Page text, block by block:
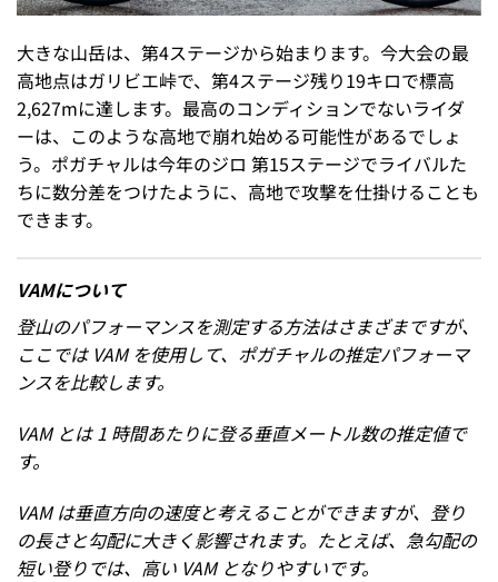
大きな山岳は、第4ステージから始まります。今大会の最
高地点はガリビエ峠で、第4ステージ残り19キロで標高
2,627mに達します。最高のコンディションでないライダ
ーは、このような高地で崩れ始める可能性があるでしょ
う。ポガチャルは今年のジロ 第15ステージでライバルた
ちに数分差をつけたように、高地で攻撃を仕掛けることも
できます。
VAMについて
登山のパフォーマンスを測定する方法はさまざまですが、
ここでは VAM を使用して、ポガチャルの推定パフォーマ
ンスを比較します。
VAM とは 1 時間あたりに登る垂直メートル数の推定値で
す。
VAM は垂直方向の速度と考えることができますが、登り
の長さと勾配に大きく影響されます。たとえば、急勾配の
短い登りでは、高い VAM となりやすいです。